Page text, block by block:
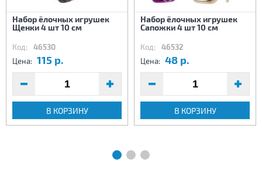
Набор ёлочных игрушек
Щенки 4 шт 10 см
Код: 46530
Цена: 115 р.
В КОРЗИНУ
Набор ёлочных игрушек
Сапожки 4 шт 10 см
Код: 46532
Цена: 48 р.
В КОРЗИНУ